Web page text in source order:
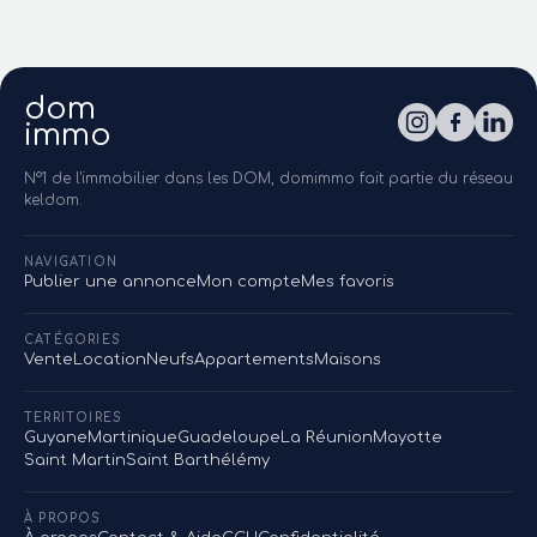
dom
immo
N°1 de l'immobilier dans les DOM, domimmo fait partie du réseau
keldom.
NAVIGATION
Publier une annonceMon compteMes favoris
CATÉGORIES
Vente LocationNeufsAppartementsMaisons
TERRITOIRES
GuyaneMartiniqueGuadeloupe La RéunionMayotte
Saint MartinSaint Barthélémy
À PROPOS